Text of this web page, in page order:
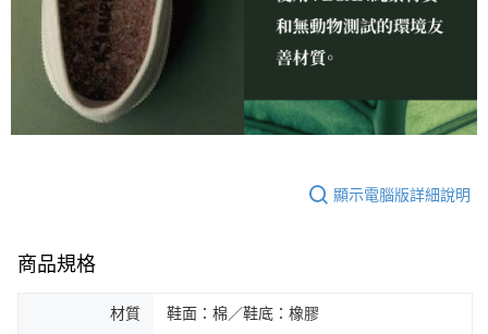
顯示電腦版詳細說明
商品規格
材質 鞋面：棉／鞋底：橡膠